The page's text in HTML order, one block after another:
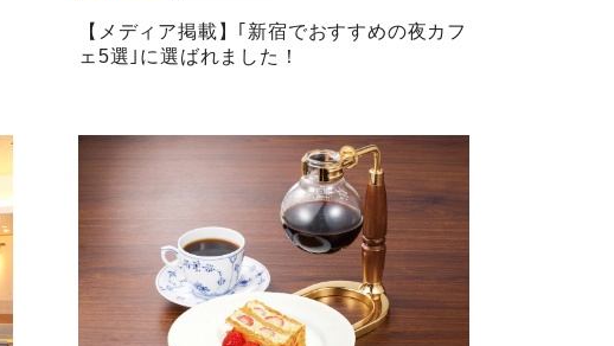
【メディア掲載】｢新宿でおすすめの夜カフ
ェ5選｣に選ばれました！